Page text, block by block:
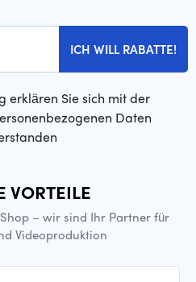
ICH WILL RABATTE!
erklären Sie sich mit der
Daten
VORTEILE
– wir sind Ihr Partner für
Videoproduktion